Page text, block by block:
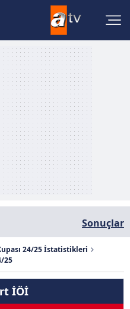
Sonuçlar
24/25 İstatistikleri
25
İÖİ